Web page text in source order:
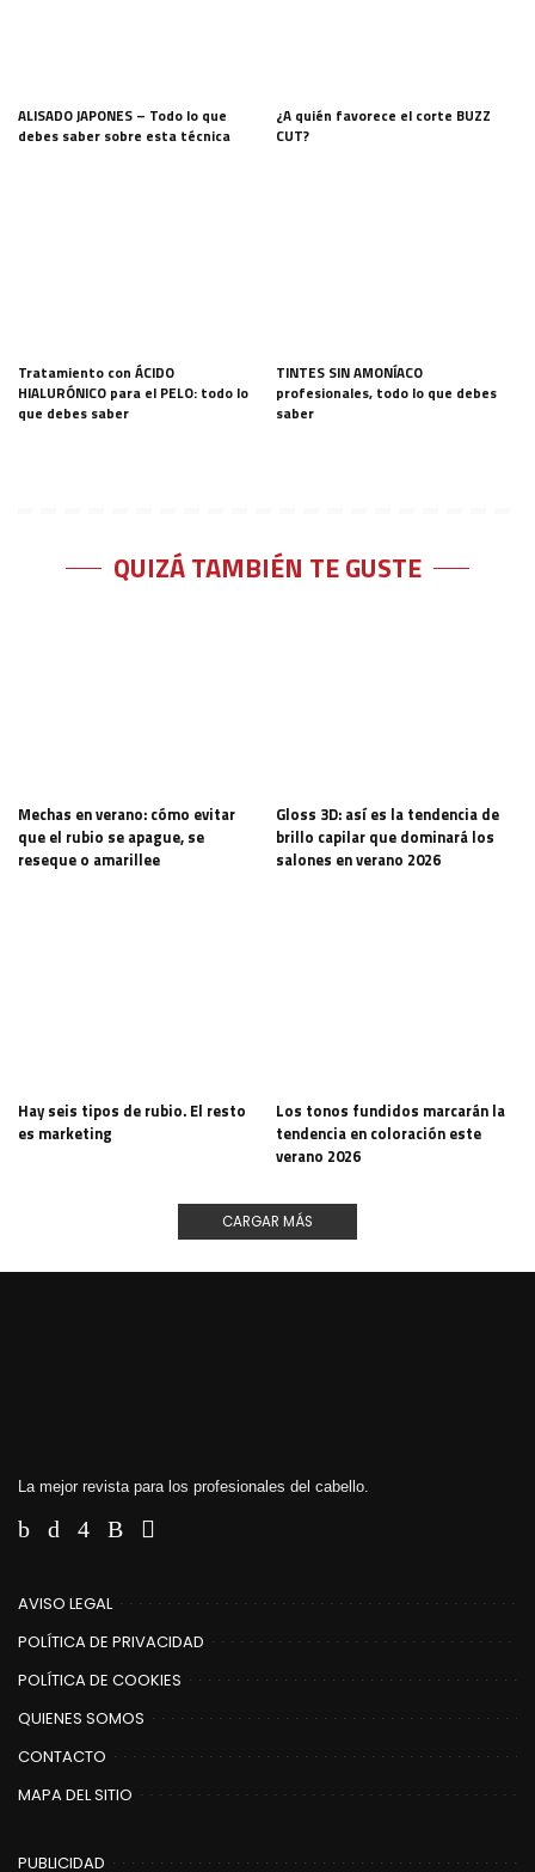
ALISADO JAPONES – Todo lo que
debes saber sobre esta técnica
¿A quién favorece el corte BUZZ
CUT?
Tratamiento con ÁCIDO
HIALURÓNICO para el PELO: todo lo
que debes saber
TINTES SIN AMONÍACO
profesionales, todo lo que debes
saber
QUIZÁ TAMBIÉN TE GUSTE
Mechas en verano: cómo evitar
que el rubio se apague, se
reseque o amarillee
Gloss 3D: así es la tendencia de
brillo capilar que dominará los
salones en verano 2026
Hay seis tipos de rubio. El resto
es marketing
Los tonos fundidos marcarán la
tendencia en coloración este
verano 2026
CARGAR MÁS
La mejor revista para los profesionales del cabello.
AVISO LEGAL
POLÍTICA DE PRIVACIDAD
POLÍTICA DE COOKIES
QUIENES SOMOS
CONTACTO
MAPA DEL SITIO
PUBLICIDAD